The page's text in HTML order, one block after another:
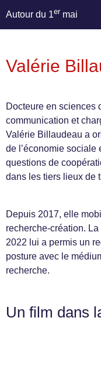
Autour du 1er mai
Valérie
Docteure en sciences
communication et
Valérie Billaudeau a
de l’économie
questions de
dans les tiers lieux de
Depuis 2017, elle
recherche-création.
2022 lui a permis un
posture avec le
recherche.
Un film dans